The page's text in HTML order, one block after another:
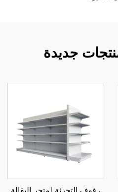
جديدة